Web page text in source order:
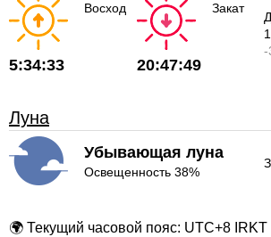
Восход
5:34:33
Закат
20:47:49
-
Луна
Убывающая луна
Освещенность 38%
🌍 Текущий часовой пояс: UTC+8 IRKT